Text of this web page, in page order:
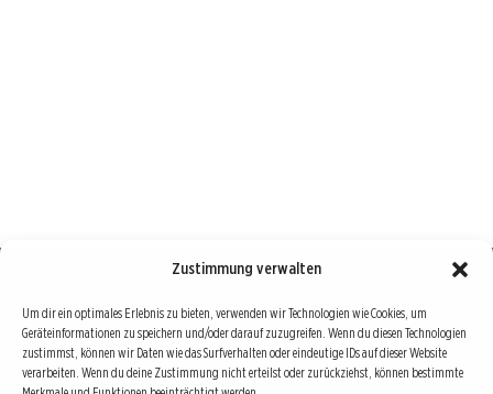
Zustimmung verwalten
Um dir ein optimales Erlebnis zu bieten, verwenden wir Technologien wie Cookies, um
Geräteinformationen zu speichern und/oder darauf zuzugreifen. Wenn du diesen Technologien
zustimmst, können wir Daten wie das Surfverhalten oder eindeutige IDs auf dieser Website
verarbeiten. Wenn du deine Zustimmung nicht erteilst oder zurückziehst, können bestimmte
Börse : lokal, international, global
Erfolgreiche Börsengeschäfte bedingen vor allem drei Dinge: Verlässliche Informationen,
richtige Interpretationen und unabhängige Informationsquellen. Diese drei Bausteine sind